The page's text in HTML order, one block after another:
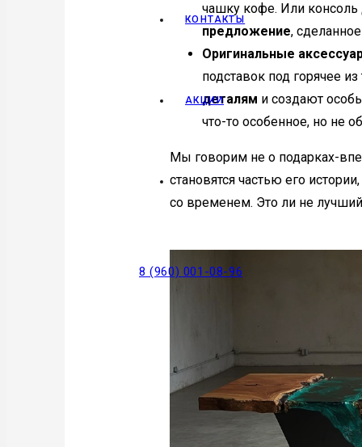
КОНТАКТЫ
АКЦИИ
8 (960) 001-08-96
чашку кофе. Или консоль
предложение,
Оригинальные
подставок под горячее
деталям и создают
что-то особенное, но не
Мы говорим не о подарках-
становятся частью его
со временем. Это ли не